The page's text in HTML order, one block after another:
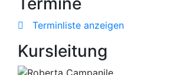
Terminliste anzeigen
Kursleitung